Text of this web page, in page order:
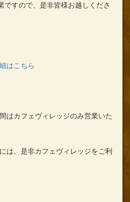
ですので、是非皆様お越しくださ
はこちら
はカフェヴィレッジのみ営業いた
は、是非カフェヴィレッジをご利